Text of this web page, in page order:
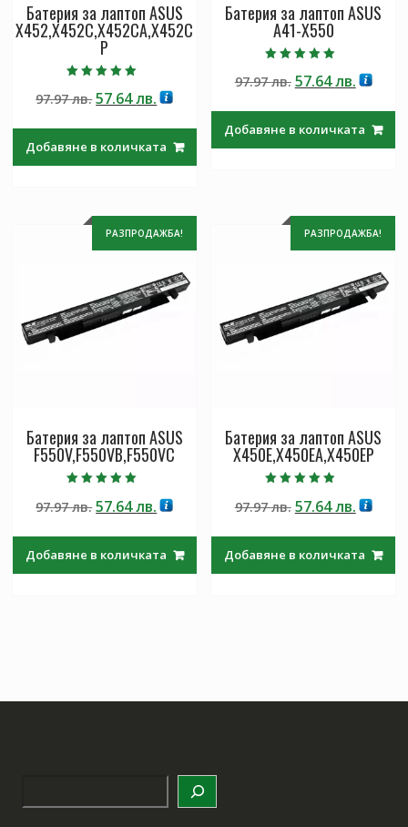
Батерия за лаптоп ASUS
X452,X452C,X452CA,X452C
P
5.00
от 5
97.97лв.Original
97.97 лв..
57.64лв.Текущата
57.64 лв..
Добавяне в количката
Батерия за лаптоп ASUS
A41-X550
5.00
от 5
97.97лв. Original
97.97 лв..
57.64лв.
57.64
Добавяне в количката
РАЗПРОДАЖБА!
Батерия за лаптоп ASUS
F550V,F550VB,F550VC
5.00
от 5
97.97лв.Original
97.97 лв..
57.64лв.Текущата
57.64 лв..
Добавяне в количката
РАЗПРОДАЖБА!
Батерия за лаптоп ASUS
X450E,X450EA,X450EP
4.50
от 5
97.97лв. Original
97.97 лв..
57.64лв.
57.64
Добавяне в количката